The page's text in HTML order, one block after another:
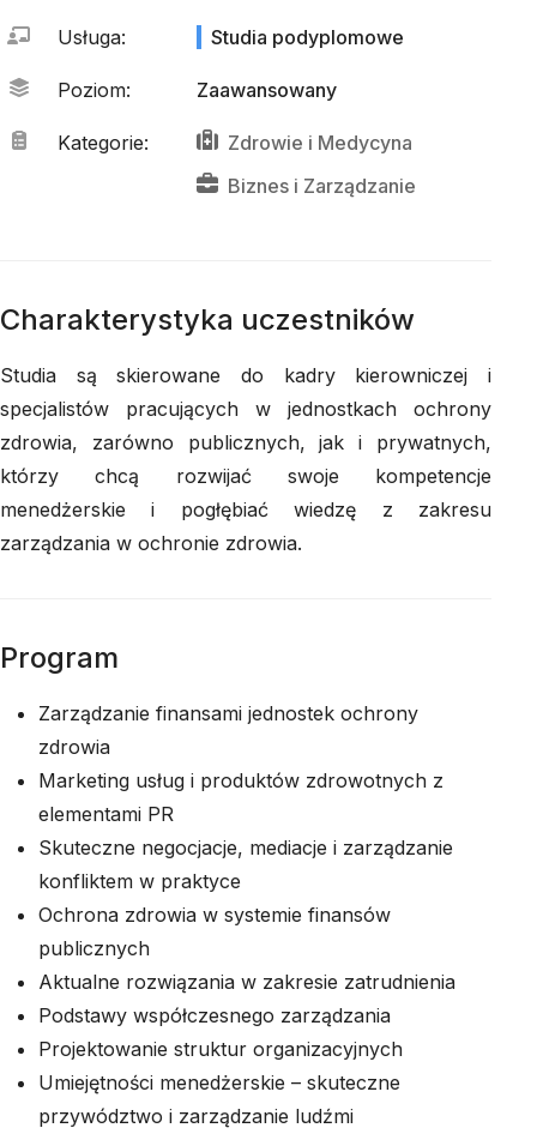
Usługa: Studia podyplomowe
Poziom: Zaawansowany
Kategorie: Zdrowie i Medycyna
Biznes i Zarządzanie
Charakterystyka uczestników
Studia są skierowane do kadry kierowniczej i
specjalistów pracujących w jednostkach ochrony
zdrowia, zarówno publicznych, jak i prywatnych,
którzy chcą rozwijać swoje kompetencje
menedżerskie i pogłębiać wiedzę z zakresu
zarządzania w ochronie zdrowia.
Program
Zarządzanie finansami jednostek ochrony
zdrowia
Marketing usług i produktów zdrowotnych z
elementami PR
Skuteczne negocjacje, mediacje i zarządzanie
konfliktem w praktyce
Ochrona zdrowia w systemie finansów
publicznych
Aktualne rozwiązania w zakresie zatrudnienia
Podstawy współczesnego zarządzania
Projektowanie struktur organizacyjnych
Umiejętności menedżerskie – skuteczne
przywództwo i zarządzanie ludźmi